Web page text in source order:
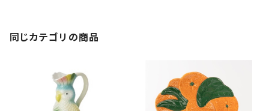
同じカテゴリの商品